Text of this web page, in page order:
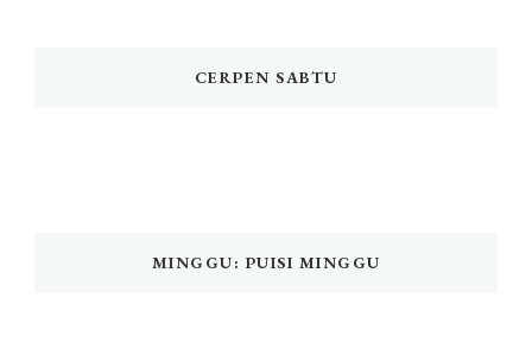
CERPEN SABTU
MINGGU: PUISI MINGGU